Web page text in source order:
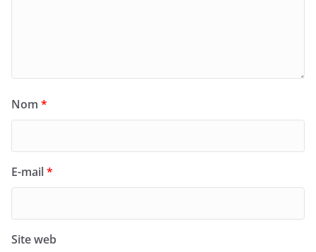
Nom *
E-mail*
Site web